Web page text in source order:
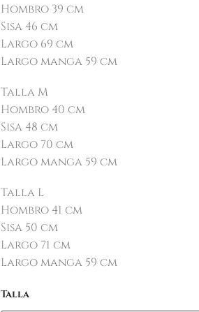
Hombro 39 cm
Sisa 46 cm
Largo 69 cm
Largo manga 59 cm
Talla M
Hombro 40 cm
Sisa 48 cm
Largo 70 cm
Largo manga 59 cm
Talla L
Hombro 41 cm
Sisa 50 cm
Largo 71 cm
Largo manga 59 cm
Talla